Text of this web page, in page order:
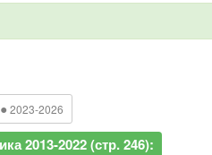
● 2023-2026
2013-2022 (стр. 246):